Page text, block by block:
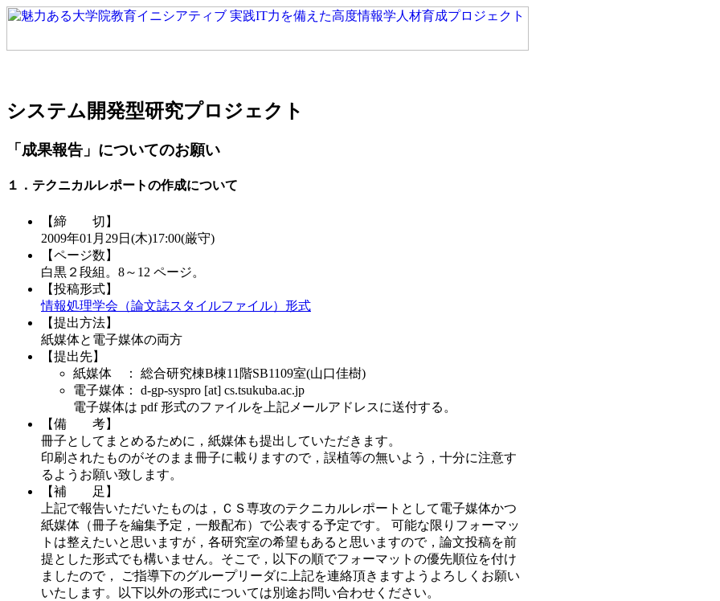
システム開発型研究プロジェクト
「成果報告」についてのお願い
１．テクニカルレポートの作成について
【締 切】
2009年01月29日(木)17:00(厳守)
【ページ数】
白黒２段組。8～12 ページ。
【投稿形式】
情報処理学会（論文誌スタイルファイル）形式
【提出方法】
紙媒体と電子媒体の両方
【提出先】
紙媒体 ： 総合研究棟B棟11階SB1109室(山口佳樹)
電子媒体： d-gp-syspro [at] cs.tsukuba.ac.jp
電子媒体は pdf 形式のファイルを上記メールアドレスに送付する。
【備 考】
冊子としてまとめるために，紙媒体も提出していただきます。
印刷されたものがそのまま冊子に載りますので，誤植等の無いよう，十分に注意す
るようお願い致します。
【補 足】
上記で報告いただいたものは，ＣＳ専攻のテクニカルレポートとして電子媒体かつ
紙媒体（冊子を編集予定，一般配布）で公表する予定です。 可能な限りフォーマッ
トは整えたいと思いますが，各研究室の希望もあると思いますので，論文投稿を前
提とした形式でも構いません。そこで，以下の順でフォーマットの優先順位を付け
ましたので， ご指導下のグループリーダに上記を連絡頂きますようよろしくお願い
いたします。以下以外の形式については別途お問い合わせください。